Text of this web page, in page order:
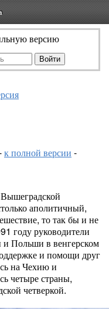
версию
к полной версии -
аполитичный,
то так бы и не
году руководители
и Польши в венгерском
и помощи друг
на Чехию и
четыре страны,
четверкой.